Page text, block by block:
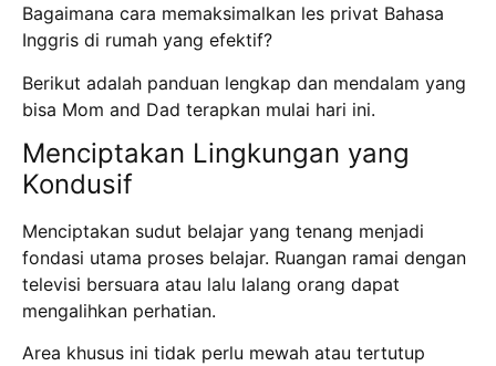
Bagaimana cara memaksimalkan les privat Bahasa
Inggris di rumah yang efektif?
Berikut adalah panduan lengkap dan mendalam yang
bisa Mom and Dad terapkan mulai hari ini.
Menciptakan Lingkungan yang
Kondusif
Menciptakan sudut belajar yang tenang menjadi
fondasi utama proses belajar. Ruangan ramai dengan
televisi bersuara atau lalu lalang orang dapat
mengalihkan perhatian.
Area khusus ini tidak perlu mewah atau tertutup